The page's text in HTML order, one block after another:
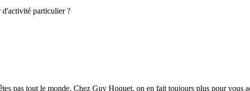
d'activité particulier ?
pas tout le monde. Chez Guy Hoquet, on en fait toujours plus pour vous